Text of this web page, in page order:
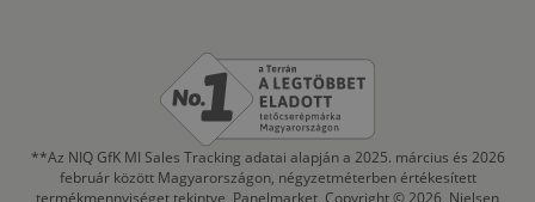
**Az NIQ GfK MI Sales Tracking adatai alapján a 2025. március és 2026
február között Magyarországon, négyzetméterben értékesített